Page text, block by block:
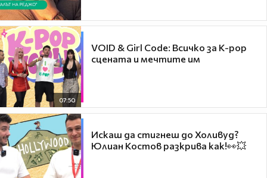
07:50
VOID & Girl Code: Всичко за K-pop
сцената и мечтите им
Искаш да стигнеш до Холивуд?
Юлиан Костов разкрива как!👀💥